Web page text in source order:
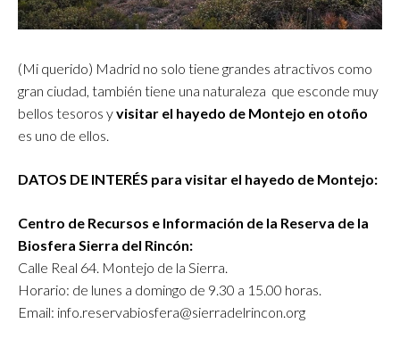
(Mi querido) Madrid no solo tiene grandes atractivos como
gran ciudad, también tiene una naturaleza que esconde muy
bellos tesoros yvisitar el hayedo de Montejo en otoño
es uno de ellos.
DATOS DE INTERÉS para visitar el hayedo de Montejo:
Centro de Recursos e Información de la Reserva de la
Biosfera Sierra del Rincón:
Calle Real 64. Montejo de la Sierra.
Horario: de lunes a domingo de 9.30 a 15.00 horas.
Email: info.reservabiosfera@sierradelrincon.org